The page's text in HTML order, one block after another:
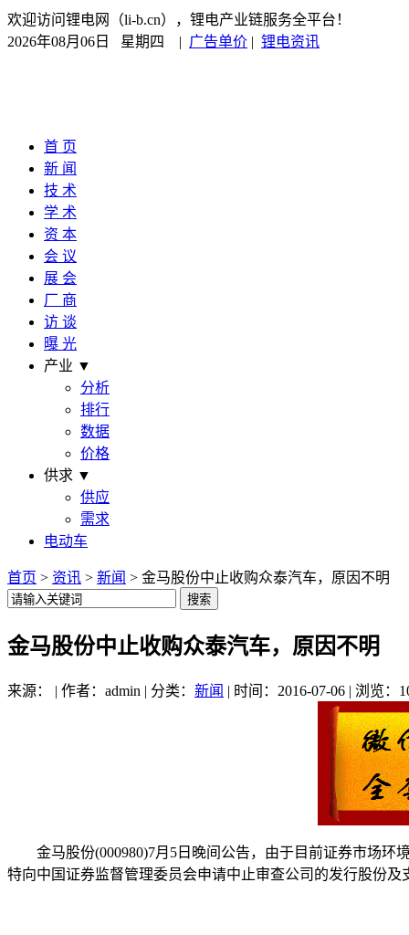
欢迎访问锂电网（li-b.cn），锂电产业链服务全平台！
2026年08月06日 星期四
| 广告单价 | 锂电资讯
首 页
新 闻
技 术
学 术
资 本
会 议
展 会
厂 商
访 谈
曝 光
产业 ▼
分析
排行
数据
价格
供求 ▼
供应
需求
电动车
首页 > 资讯 > 新闻 > 金马股份中止收购众泰汽车，原因不明
金马股份中止收购众泰汽车，原因不明
来源： | 作者：admin | 分类： 新闻 | 时间：2016-07-06 | 浏览：
金马股份(000980)7月5日晚间公告，由于目前证券市场
特向中国证券监督管理委员会申请中止审查公司的发行股份